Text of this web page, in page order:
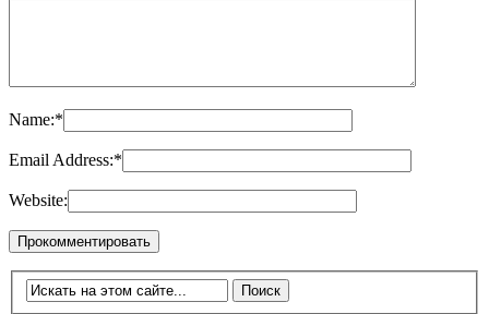
Name:*
Email Address:*
Website: